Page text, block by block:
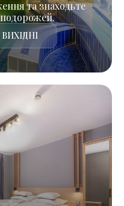
та знаходьте
подорожей.